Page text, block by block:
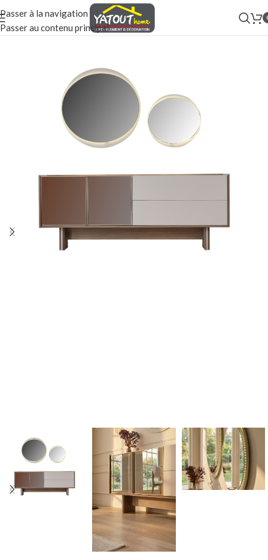
Passer à la navigation
Passer au contenu principal